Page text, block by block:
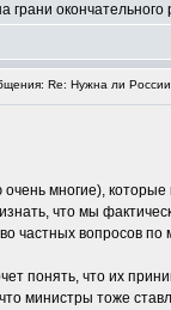
Re: Нужна ли
многие),
что мы
частных вопросов по
понять, что их
министры тоже